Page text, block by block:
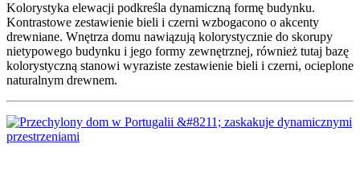
Kolorystyka elewacji podkreśla dynamiczną formę budynku.
Kontrastowe zestawienie bieli i czerni wzbogacono o akcenty
drewniane. Wnętrza domu nawiązują kolorystycznie do skorupy
nietypowego budynku i jego formy zewnętrznej, również tutaj bazę
kolorystyczną stanowi wyraziste zestawienie bieli i czerni, ocieplone
naturalnym drewnem.